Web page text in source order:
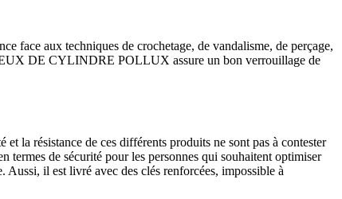
face aux techniques de crochetage, de vandalisme, de perçage,
DE CYLINDRE POLLUX assure un bon verrouillage de
la résistance de ces différents produits ne sont pas à contester
de sécurité pour les personnes qui souhaitent optimiser
Aussi, il est livré avec des clés renforcées, impossible à